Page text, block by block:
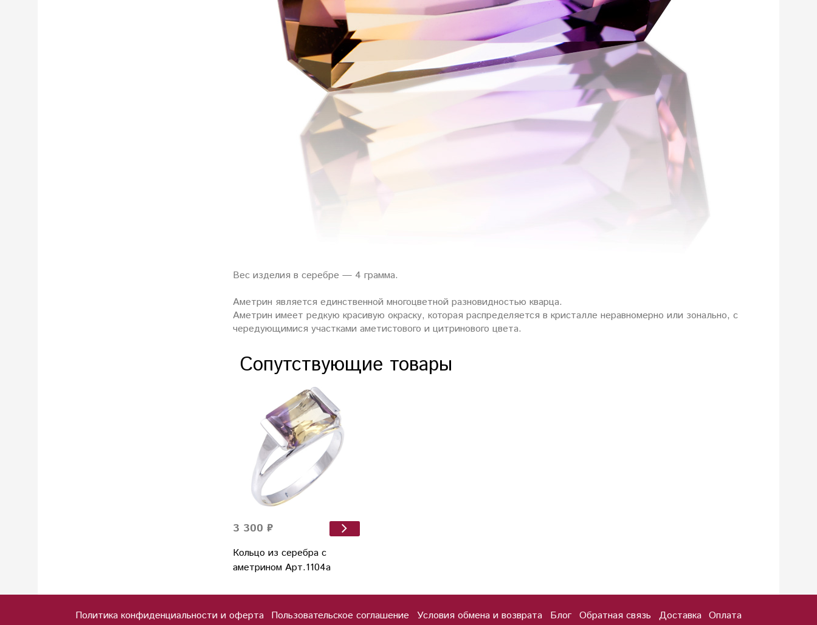
Вес изделия в серебре — 4 грамма.
Аметрин является единственной многоцветной разновидностью кварца.
Аметрин имеет редкую красивую окраску, которая распределяется в кристалле неравномерно или зонально, с
чередующимися участками аметистового и цитринового цвета.
Сопутствующие товары
3 300 ₽
Кольцо из серебра с
аметрином Арт.1104а
Политика конфиденциальности и оферта Пользовательское соглашение Условия обмена и возврата Блог Обратная связь Доставка Оплата